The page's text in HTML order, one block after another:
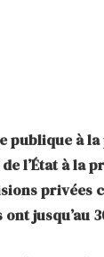
publique à
l’État à la
privées
jusqu’au